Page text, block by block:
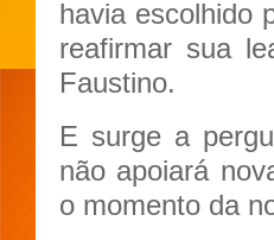
havia escolhido
reafirmar sua
Faustino.
E surge a
não apoiará
o momento da